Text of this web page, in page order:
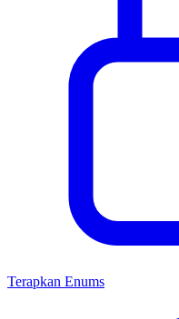
Terapkan Enums